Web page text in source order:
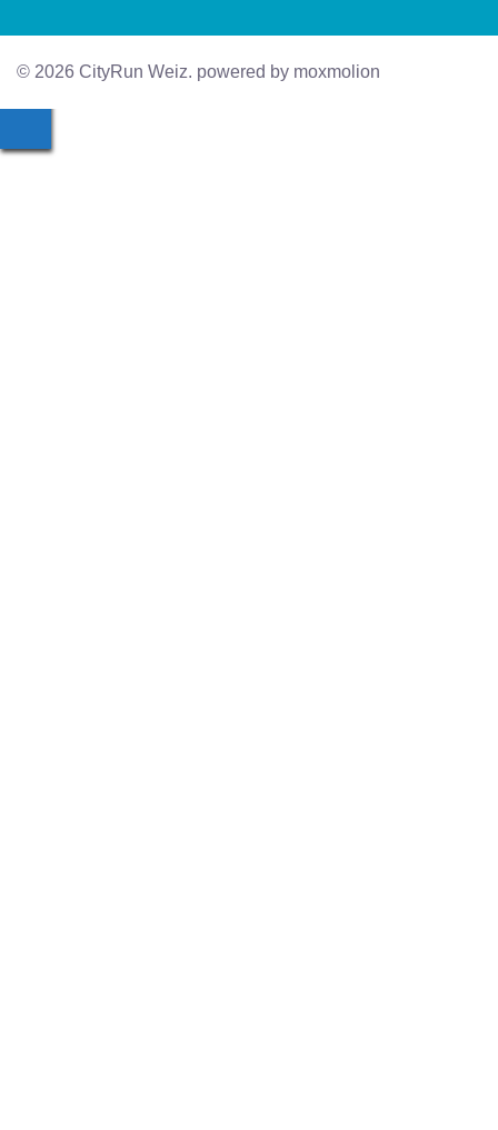
© 2026 CityRun Weiz. powered by moxmolion